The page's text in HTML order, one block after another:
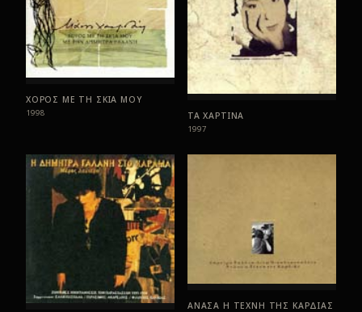
ΧΟΡΟΣ ΜΕ ΤΗ ΣΚΙΑ ΜΟΥ
1998 ΤΑ ΧΑΡΤΙΝΑ
1997
ΑΝΑΣΑ Η ΤΕΧΝΗ ΤΗΣ ΚΑΡΔΙΑΣ